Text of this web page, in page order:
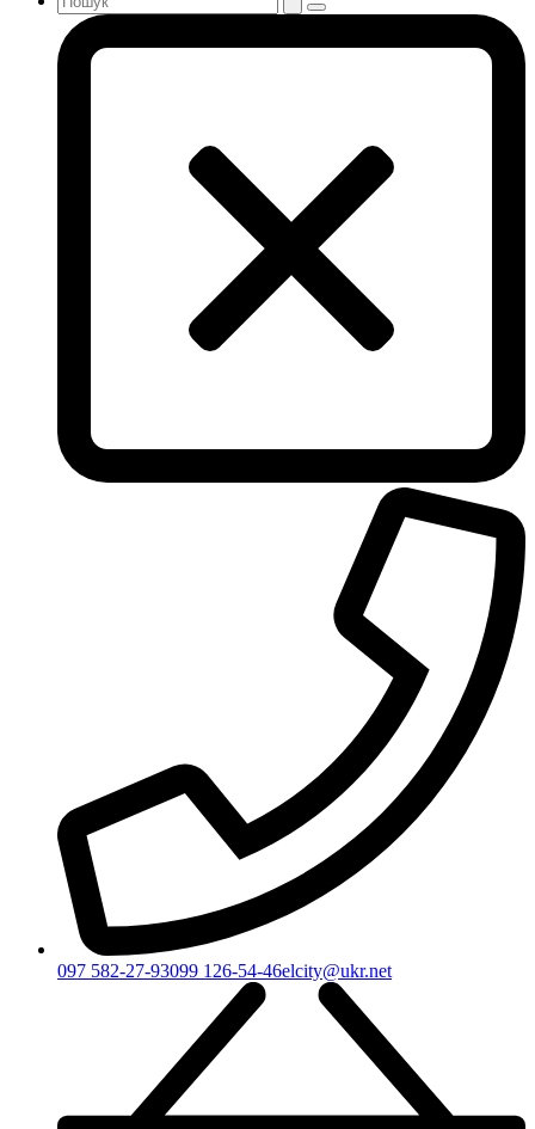
097 582-27-93099 126-54-46elcity@ukr.net